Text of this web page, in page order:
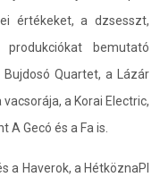
értékeket, a dzsesszt,
bemutató
Quartet, a Lázár
a Korai Electric,
Gecó és a Fa is.
a Haverok, a HétköznaPI